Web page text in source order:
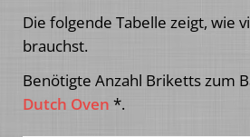
Die folgende Tabelle zeigt, wie
brauchst.
Benötigte Anzahl Briketts zum
Dutch Oven *.